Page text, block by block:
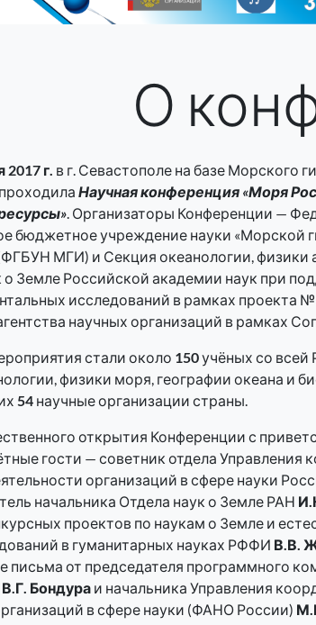
О
2017 г. в г. Севастополе на базе Морского
Научная конференция «Моря
. Организаторы Конференции —
бюджетное учреждение науки «Морской
МГИ) и Секция океанологии, физики
о Земле Российской академии наук при
исследований в рамках проекта
научных организаций в рамках
стали около 150учёных со всей
физики моря, географии океана и
54 научные организации страны.
открытия Конференции с
гости — советник отдела Управления
организаций в сфере науки
начальника Отдела наук о Земле РАН
проектов по наукам о Земле и
в гуманитарных науках РФФИ В.В.
письма от председателя программного
В.Г. Бондура и начальника Управления
в сфере науки (ФАНО России)